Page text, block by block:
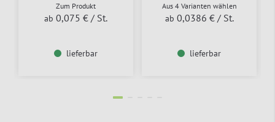
Zum Produkt
ab 0,075 € / St.
lieferbar
Aus 4 Varianten wählen
ab 0,0386 € / St.
lieferbar